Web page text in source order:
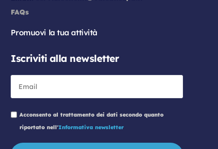
FAQs
Promuovi la tua attività
Iscriviti alla newsletter
Acconsento al trattamento dei dati secondo quanto
riportato nell'Informativa newsletter